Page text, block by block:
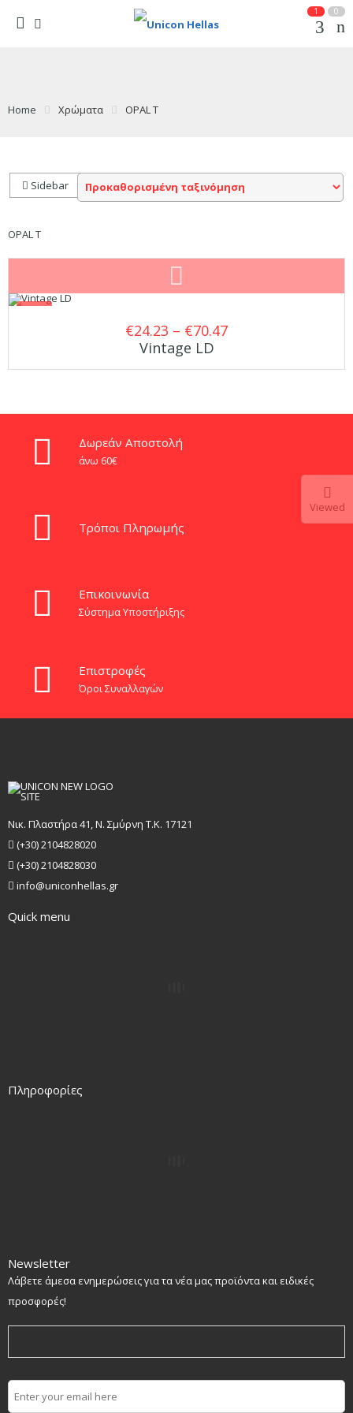
1 0
Home Χρώματα OPAL T
Sidebar
OPAL T
SALE
€24.23 – €70.47Price
Vintage LD
Δωρεάν Αποστολή
άνω 60€
Τρόποι Πληρωμής
Eπικοινωνία
Σύστημα Υποστήριξης
Επιστροφές
Όροι Συναλλαγών
Νικ. Πλαστήρα 41, Ν. Σμύρνη T.K. 17121
(+30) 2104828020
(+30) 2104828030
info@uniconhellas.gr
Quick menu
Πληροφορίες
Newsletter
Λάβετε άμεσα ενημερώσεις για τα νέα μας προϊόντα και ειδικές
προσφορές!
Viewed